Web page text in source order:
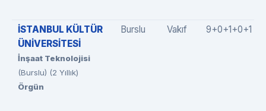
İSTANBUL KÜLTÜR
ÜNİVERSİTESİ
İnşaat Teknolojisi
(Burslu) (2 Yıllık)
Örgün
Burslu Vakıf 9+0+1+0+1